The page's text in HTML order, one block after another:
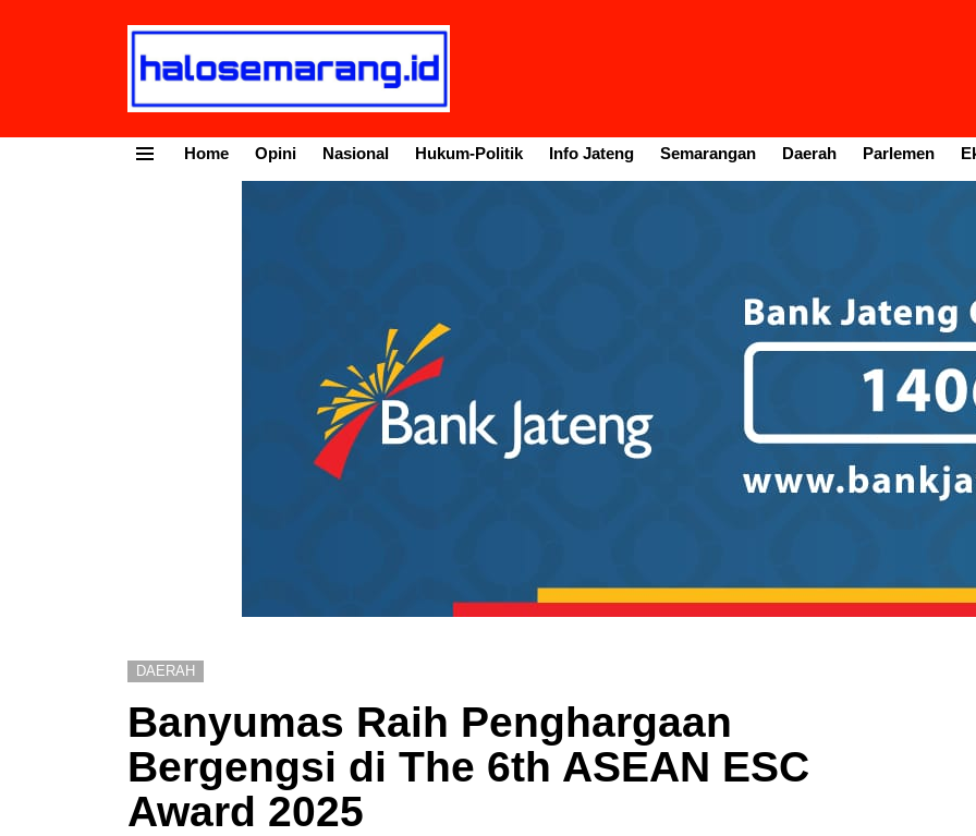
Home Opini Nasional Hukum-Politik Info Jateng Semarangan Daerah Parlemen
DAERAH
Banyumas Raih Penghargaan
Bergengsi di The 6th ASEAN ESC
Award 2025